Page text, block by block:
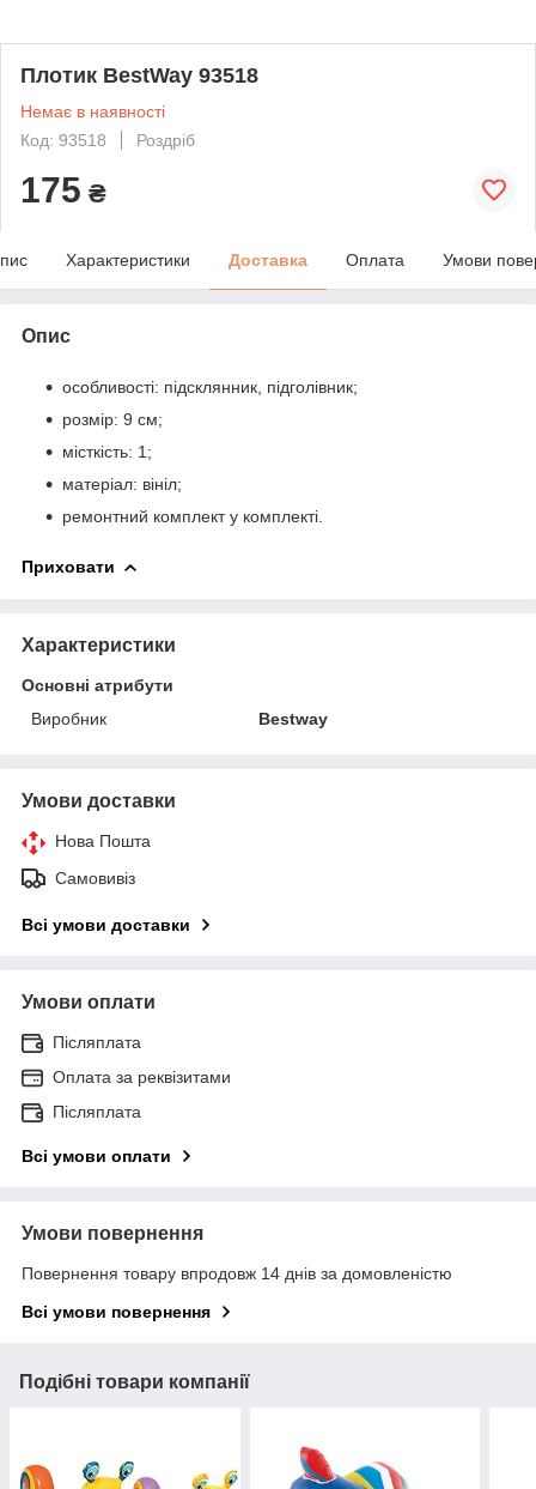
Плотик BestWay 93518
Немає в наявності
Код: 93518
Роздріб
175 ₴
Характеристики Доставка Оплата Умови
Опис
особливості: підсклянник, підголівник;
розмір: 9 см;
місткість: 1;
матеріал: вініл;
ремонтний комплект у комплекті.
Приховати
Характеристики
Основні атрибути
Виробник
Bestway
Умови доставки
Нова Пошта
Самовивіз
Всі умови доставки
Умови оплати
Післяплата
Оплата за реквізитами
Післяплата
Всі умови оплати
Умови повернення
Повернення товару впродовж 14 днів за домовленістю
Всі умови повернення
Подібні товари компанії